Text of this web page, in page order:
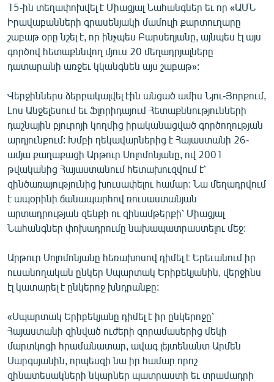
Հայերեն
English
Русский
ՀԵՏԵՎԵՔ ՄԵԶ
«Ազատության» բոլոր կայքերը
15-ին տեղափոխվել է Միացյալ Նահանգներ եւ որ «ԱՄՆ
Իրավաբանների գրասենյակի մամուլի քարտուղարը
շաբաթ օրը նշել է, որ ինչպես Բարսեղյանը, այնպես էլ այս
գործով հետաքննվող մյուս 20 մեղադրյալները
դատարանի առջեւ կկանգնեն այս շաբաթ»:
Վերջիններս ձերբակալվել էին անցած ամիս Նյու-Յորքում,
Լոս Անջելեսում եւ Ֆլորիդայում Հետաքննությունների
դաշնային բյուրոյի կողմից իրականացված գործողության
արդյունքում: Խմբի ղեկավարներից է Հայաստանի 26-
ամյա քաղաքացի Արթուր Սոլոմոնյանը, ով 2001
թվականից Հայաստանում հետախուզվում է՝
զինծառայությունից խուսափելու համար: Նա մեղադրվում
է ապօրինի ճանապարհով ռուսաստանյան
արտադրության զենքի ու զինամթերքի՝ Միացյալ
Նահանգներ փոխադրումը նախապատրաստելու մեջ:
Արթուր Սոլոմոնյանը հեռախոսով դիմել է Երեւանում իր
ուսանողական ընկեր Սպարտակ Երիբեկյանին, վերջինս
էլ կատարել է ընկերոջ խնդրանքը:
«Սպարտակ Երիբեկյանը դիմել է իր ընկերոջը՝
Հայաստանի զինված ուժերի զորամասերից մեկի
մարտկոցի հրամանատար, ավագ լեյտենանտ Արմեն
Սարգսյանին, որպեսզի նա իր համար որոշ
զինատեսակների նկարներ պատրաստի եւ տրամադրի